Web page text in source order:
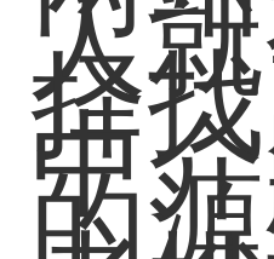
人
择
中
的